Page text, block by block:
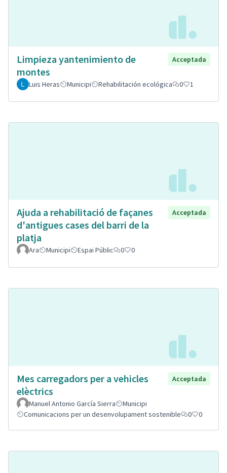
Limpieza yantenimiento de
montes
Acceptada
Luis Heras Municipi Rehabilitación ecológica 0 1
Ajuda a rehabilitació de façanes
d'antigues cases del barri de la
platja
Acceptada
Ara Municipi Espai Públic 0 0
Mes carregadors per a vehicles
elèctrics
Acceptada
Manuel Antonio García Sierra
Municipi
Comunicacions per un desenvolupament sostenible
0 0